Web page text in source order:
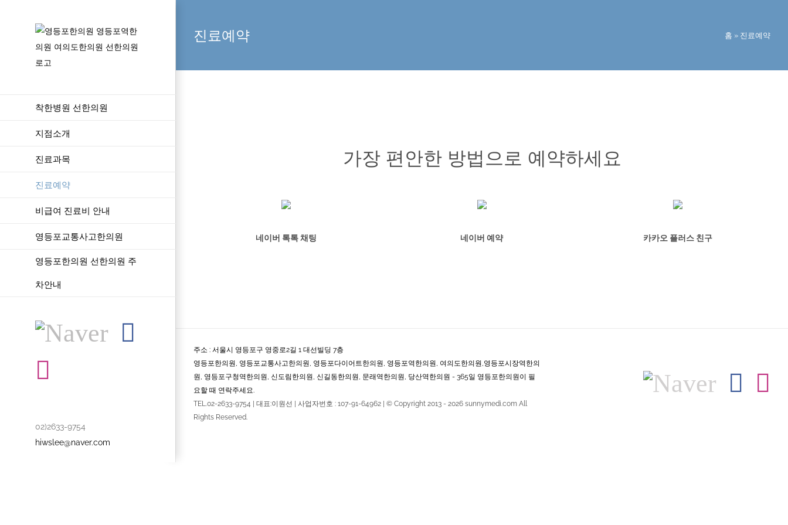
착한병원 선한의원
지점소개
진료과목
진료예약
비급여 진료비 안내
영등포교통사고한의원
영등포한의원 선한의원 주
차안내
Naver
02)2633-9754
hiwslee@naver.com
진료예약 홈 » 진료예약
가장 편안한 방법으로 예약하세요
네이버 톡톡 채팅 네이버 예약 카카오 플러스 친구
주소 : 서울시 영등포구 영중로2길 1 대선빌딩 7층
영등포한의원, 영등포교통사고한의원, 영등포다이어트한의원, 영등포역한의원, 여의도한의원,영등포시장역한의
원, 영등포구청역한의원, 신도림한의원, 신길동한의원, 문래역한의원, 당산역한의원 - 365일 영등포한의원이 필
요할 때 연락주세요.
TEL.02-2633-9754 | 대표:이원선 | 사업자번호 : 107-91-64962 | © Copyright 2013 - 2026 sunnymedi.com All
Rights Reserved.
Naver